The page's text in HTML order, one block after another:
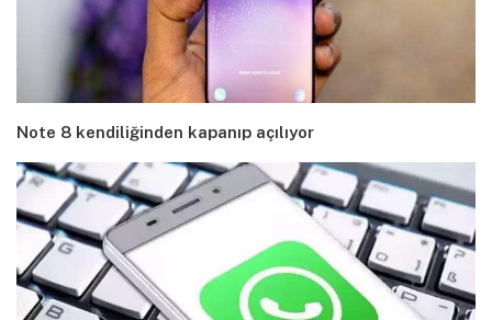
Note 8 kendiliğinden kapanıp açılıyor